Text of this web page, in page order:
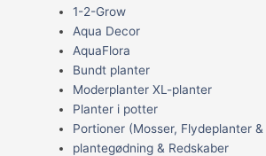
1-2-Grow
Aqua Decor
AquaFlora
Bundt planter
Moderplanter XL-planter
Planter i potter
Portioner (Mosser, Flydeplanter &
plantegødning & Redskaber